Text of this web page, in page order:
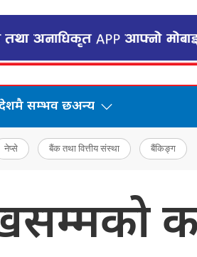
सम्भव छअन्य
नेप्से बैंक तथा वित्तीय संस्था बैंकिङ्ग